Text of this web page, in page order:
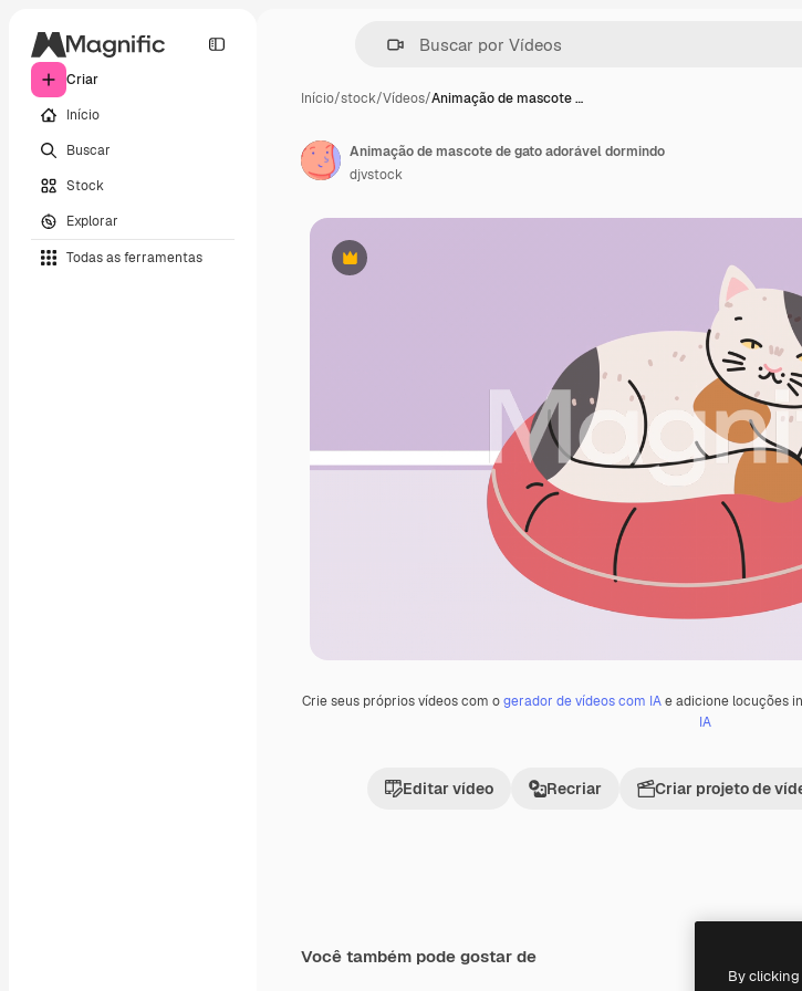
Criar
Início
Buscar
Stock
Explorar
Todas as ferramentas
Início/stock/Vídeos/Animação de mascote …
Premium
Crie seus próprios vídeos com ogerador de vídeos com IAe adicione locuções
IA
Editar vídeo Recriar Criar projeto de
Animação de mascote de gato adorável dormindo
djvstock
Você também pode gostar de
Gerado por IA
By